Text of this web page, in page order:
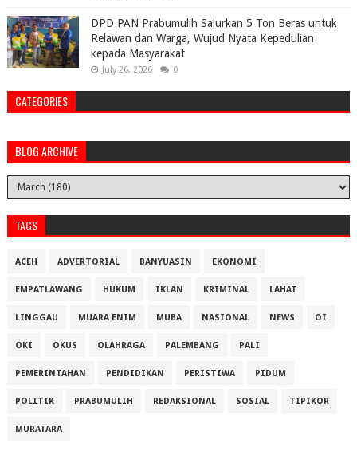
DPD PAN Prabumulih Salurkan 5 Ton Beras untuk
Relawan dan Warga, Wujud Nyata Kepedulian
kepada Masyarakat
July 26, 2026 0
CATEGORIES
BLOG ARCHIVE
TAGS
ACEH ADVERTORIAL BANYUASIN EKONOMI
EMPATLAWANG HUKUM IKLAN KRIMINAL LAHAT
LINGGAU MUARA ENIM MUBA NASIONAL NEWS OI
OKI OKUS OLAHRAGA PALEMBANG PALI
PEMERINTAHAN PENDIDIKAN PERISTIWA PIDUM
POLITIK PRABUMULIH REDAKSIONAL SOSIAL TIPIKOR
MURATARA